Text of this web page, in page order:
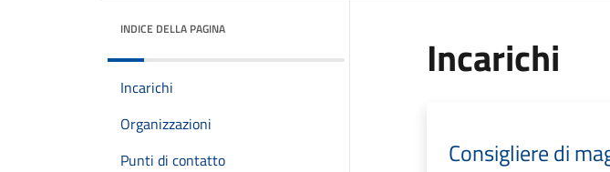
INDICE DELLA PAGINA
Incarichi
Organizzazioni
Punti di contatto
Incarichi
Consigliere di